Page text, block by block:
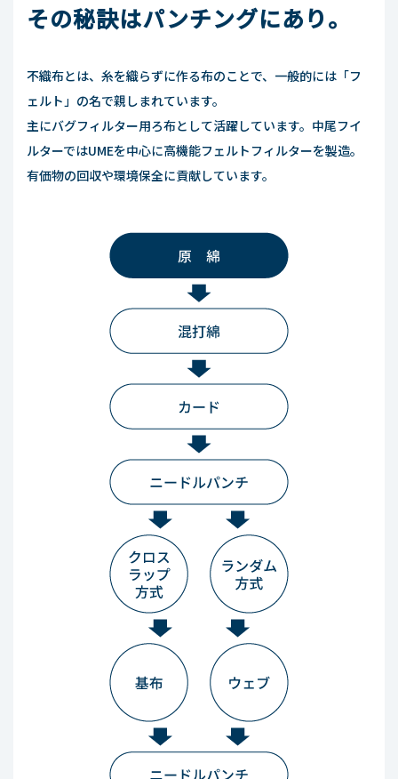
その秘訣はパンチングにあり。
不織布とは、糸を織らずに作る布のことで、一般的には「フ
ェルト」の名で親しまれています。
主にバグフィルター用ろ布として活躍しています。中尾フイ
ルターではUMEを中心に高機能フェルトフィルターを製造。
有価物の回収や環境保全に貢献しています。